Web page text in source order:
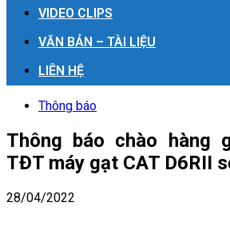
VIDEO CLIPS
VĂN BẢN – TÀI LIỆU
LIÊN HỆ
Thông báo
Thông báo chào hàng
TĐT máy gạt CAT D6RII
28/04/2022